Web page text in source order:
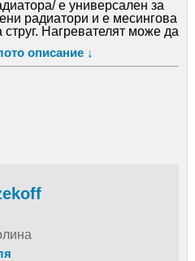
е универсален за
радиатори и е месингова
Нагревателят може да
захранване или
за висока степен на
описание ↓